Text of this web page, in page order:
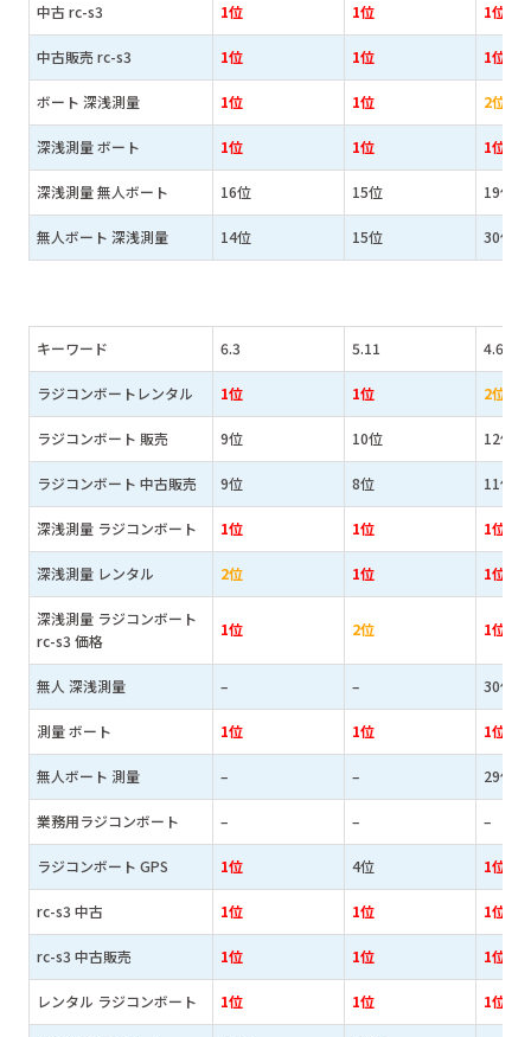
中古 rc-s3 1位 1位 1位
中古販売 rc-s3 1位 1位 1位
ボート 深浅測量 1位 1位 2位
深浅測量 ボート 1位 1位 1位
深浅測量 無人ボート 16位 15位 19位
無人ボート 深浅測量 14位 15位 30位
キーワード 6.3 5.11 4.6
ラジコンボートレンタル 1位 1位 2位
ラジコンボート 販売 9位 10位 12位
ラジコンボート 中古販売 9位 8位 11位
深浅測量 ラジコンボート 1位 1位 1位
深浅測量 レンタル 2位 1位 1位
深浅測量 ラジコンボート
rc-s3 価格
1位 2位 1位
無人 深浅測量 – – 30位
測量 ボート 1位 1位 1位
無人ボート 測量 – – 29位
業務用ラジコンボート – – –
ラジコンボート GPS 1位 4位 1位
rc-s3 中古 1位 1位 1位
rc-s3 中古販売 1位 1位 1位
レンタル ラジコンボート 1位 1位 1位